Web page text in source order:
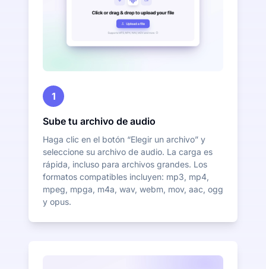
1
Sube tu archivo de audio
Haga clic en el botón “Elegir un archivo” y
seleccione su archivo de audio. La carga es
rápida, incluso para archivos grandes. Los
formatos compatibles incluyen: mp3, mp4,
mpeg, mpga, m4a, wav, webm, mov, aac, ogg
y opus.